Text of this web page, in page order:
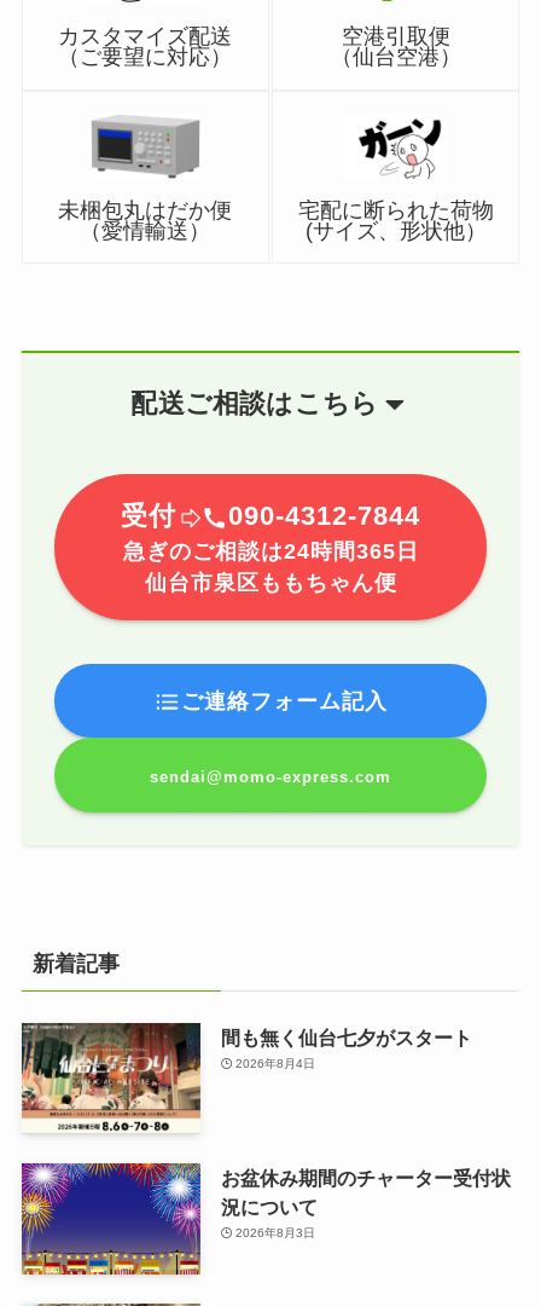
カスタマイズ配送
（ご要望に対応）
空港引取便
（仙台空港）
未梱包丸はだか便
（愛情輸送）
宅配に断られた荷物
(サイズ、形状他）
配送ご相談はこちら
受付 090-4312-7844
急ぎのご相談は24時間365日
仙台市泉区ももちゃん便
ご連絡フォーム記入
sendai@momo-express.com
新着記事
間も無く仙台七夕がスタート
2026年8月4日
お盆休み期間のチャーター受付状
況について
2026年8月3日